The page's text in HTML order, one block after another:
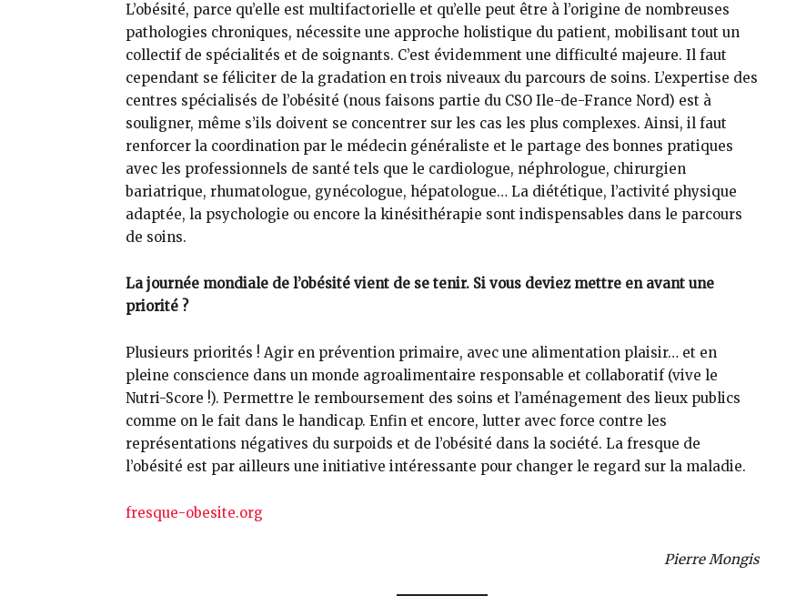
L’obésité, parce qu’elle est multifactorielle et qu’elle peut être à l’origine de nombreuses
pathologies chroniques, nécessite une approche holistique du patient, mobilisant tout un
collectif de spécialités et de soignants. C’est évidemment une difficulté majeure. Il faut
cependant se féliciter de la gradation en trois niveaux du parcours de soins. L’expertise des
centres spécialisés de l’obésité (nous faisons partie du CSO Ile-de-France Nord) est à
souligner, même s’ils doivent se concentrer sur les cas les plus complexes. Ainsi, il faut
renforcer la coordination par le médecin généraliste et le partage des bonnes pratiques
avec les professionnels de santé tels que le cardiologue, néphrologue, chirurgien
bariatrique, rhumatologue, gynécologue, hépatologue… La diététique, l’activité physique
adaptée, la psychologie ou encore la kinésithérapie sont indispensables dans le parcours
de soins.
Lajournée mondiale de l’obésité vient de se tenir. Si vous deviez mettre en avant une
priorité ?
Plusieurs priorités ! Agir en prévention primaire, avec une alimentation plaisir… et en
pleine conscience dans un monde agroalimentaire responsable et collaboratif (vive le
Nutri-Score !). Permettre le remboursement des soins et l’aménagement des lieux publics
comme on le fait dans le handicap. Enfin et encore, lutter avec force contre les
représentations négatives du surpoids et de l’obésité dans la société. La fresque de
l’obésité est par ailleurs une initiative intéressante pour changer le regard sur la maladie.
fresque-obesite.org
Pierre Mongis